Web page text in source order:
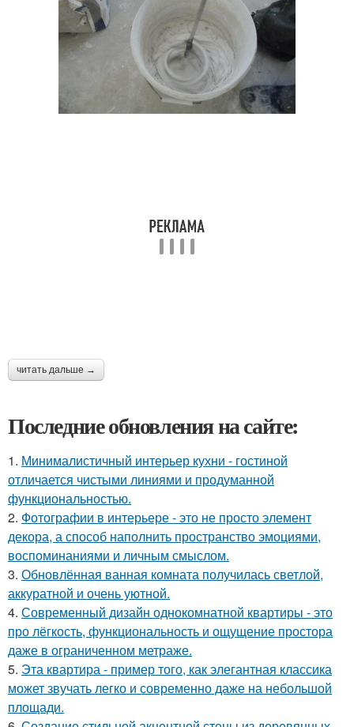
читать дальше →
Последние обновления на сайте:
1. Минималистичный интерьер кухни - гостиной
отличается чистыми линиями и продуманной
функциональностью.
2. Фотографии в интерьере - это не просто элемент
декора, а способ наполнить пространство эмоциями,
воспоминаниями и личным смыслом.
3. Обновлённая ванная комната получилась светлой,
аккуратной и очень уютной.
4. Современный дизайн однокомнатной квартиры - это
про лёгкость, функциональность и ощущение простора
даже в ограниченном метраже.
5. Эта квартира - пример того, как элегантная классика
может звучать легко и современно даже на небольшой
площади.